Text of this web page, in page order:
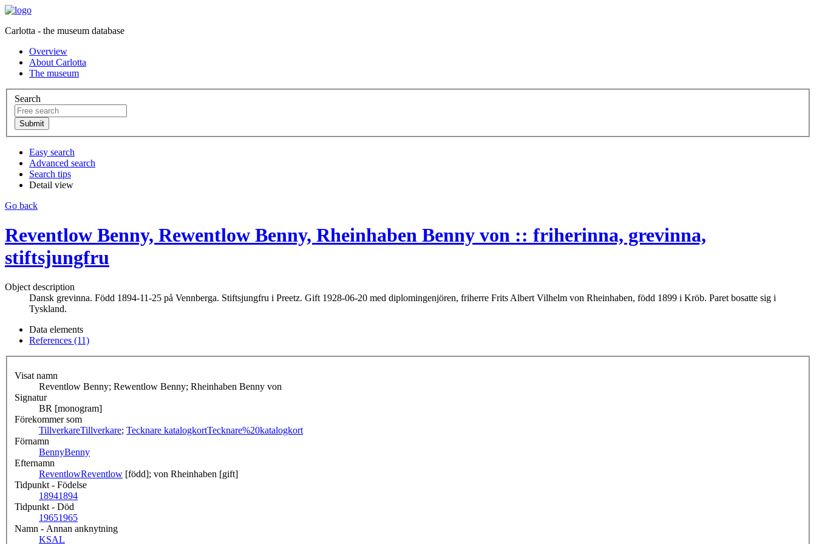
Carlotta - the museum database
Overview
About Carlotta
The museum
Search
Easy search
Advanced search
Search tips
Detail view
Go back
Reventlow Benny, Rewentlow Benny, Rheinhaben Benny von :: friherinna, grevinna,
stiftsjungfru
Object description
Dansk grevinna. Född 1894-11-25 på Vennberga. Stiftsjungfru i Preetz. Gift 1928-06-20 med diplomingenjören, friherre Frits Albert Vilhelm von Rheinhaben, född 1899 i Kröb. Paret bosatte sig i
Tyskland.
Data elements
References (11)
Visat namn
Reventlow Benny; Rewentlow Benny; Rheinhaben Benny von
Signatur
BR [monogram]
Förekommer som
TillverkareTillverkare; Tecknare katalogkortTecknare%20katalogkort
Förnamn
BennyBenny
Efternamn
ReventlowReventlow [född]; von Rheinhaben [gift]
Tidpunkt - Födelse
18941894
Tidpunkt - Död
19651965
Namn - Annan anknytning
KSAL